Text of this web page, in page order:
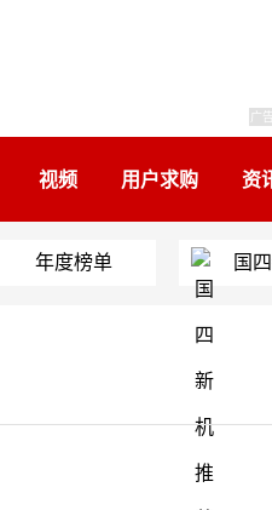
广告
视频 用户求购 资
年度榜单 国